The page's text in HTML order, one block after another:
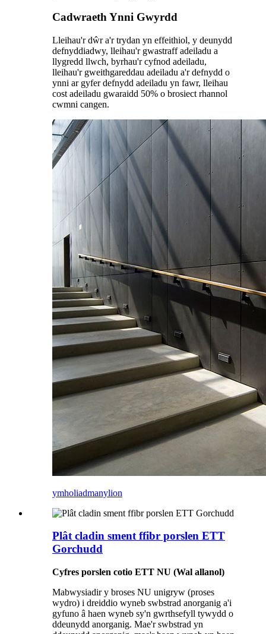
Cadwraeth Ynni Gwyrdd
Lleihau'r dŵr a'r trydan yn effeithiol, y deunydd
defnyddiadwy, lleihau'r gwastraff adeiladu a
llygredd llwch, byrhau'r cyfnod adeiladu,
lleihau'r gweithgareddau adeiladu a'r defnydd o
ynni ar gyfer defnydd adeiladu yn fawr, lleihau
cost adeiladu gwaraidd 50% o brosiect rhannol
cwmni cangen.
ymholiadmanylion
Plât cladin sment ffibr porslen ETT
Gorchudd
Cyfres porslen cotio ETT NU (Wal allanol)
Mabwysiadir y broses NU unigryw (proses
wydro) i dreiddio wyneb swbstrad anorganig a'i
gyfuno â haen wyneb sy'n gwrthsefyll tywydd o
ddeunydd anorganig. Mae'r swbstrad yn